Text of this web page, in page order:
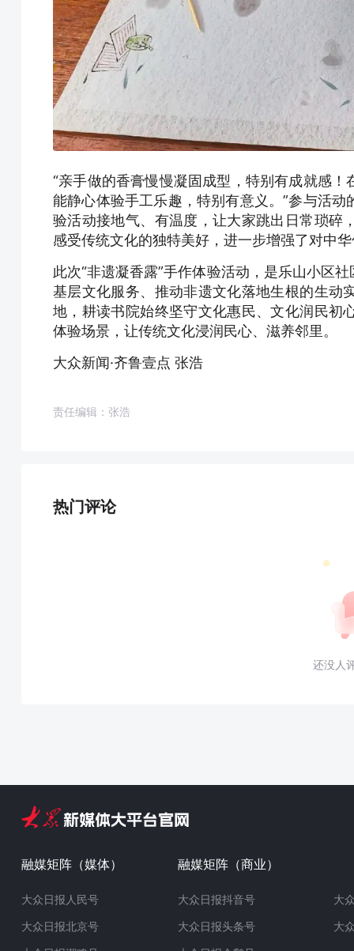
“亲手做的香膏慢慢凝固成型，特别有成就感
能静心体验手工乐趣，特别有意义。”参与活
验活动接地气、有温度，让大家跳出日常琐碎
感受传统文化的独特美好，进一步增强了对中
此次“非遗凝香露”手作体验活动，是乐山小区
基层文化服务、推动非遗文化落地生根的生动
地，耕读书院始终坚守文化惠民、文化润民初
体验场景，让传统文化浸润民心、滋养邻里。
大众新闻·齐鲁壹点 张浩
责任编辑：张浩
热门评论
还没人
融媒矩阵（媒体）
大众日报人民号
大众日报北京号
融媒矩阵（商业）
大众日报抖音号
大众日报头条号
大
大